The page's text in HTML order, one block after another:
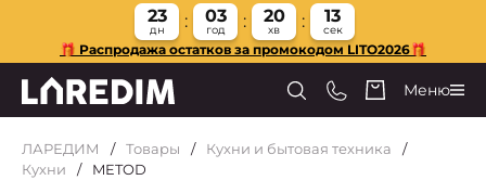
23
дн
03
год
20
хв
12
сек
🎁 Распродажа остатков за промокодом LITO2026🎁
Меню
ЛАРЕДИМ Товары
Кухни и бытовая техника
Кухни
METOD